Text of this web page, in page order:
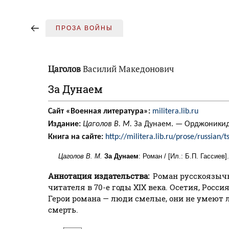
ПРОЗА ВОЙНЫ
ЦаголовВасилий Македонович
За Дунаем
Сайт «Военная литература»: militera.lib.ru
Издание: Цаголов В. М. За Дунаем. —
Книга на сайте: http://militera.lib.ru/prose/russian/
Цаголов В. М. За Дунаем: Роман / [Ил.: Б.П.
Аннотация издательства: Роман
читателя в 70-е годы XIX века. Осетия,
Герои романа — люди смелые, они не умеют
смерть.